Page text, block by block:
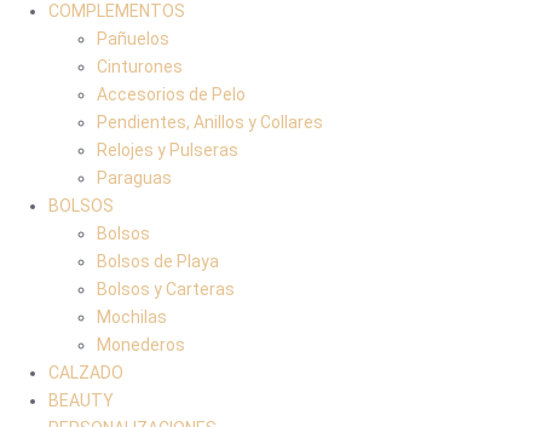
COMPLEMENTOS
Pañuelos
Cinturones
Accesorios de Pelo
Pendientes, Anillos y Collares
Relojes y Pulseras
Paraguas
BOLSOS
Bolsos
Bolsos de Playa
Bolsos y Carteras
Mochilas
Monederos
CALZADO
BEAUTY